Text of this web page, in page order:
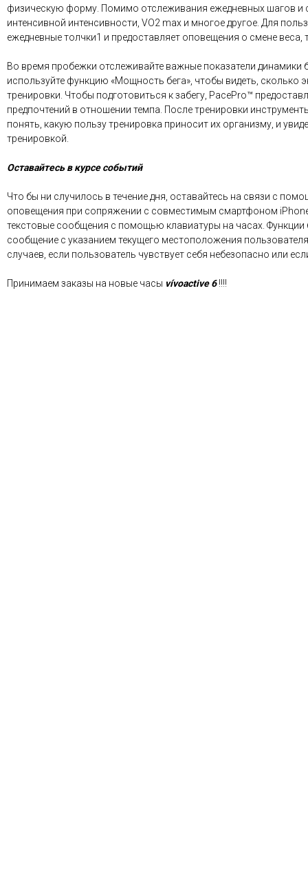
физическую форму. Помимо отслеживания ежедневных шагов
интенсивной интенсивности, VO2 max и многое другое. Для
ежедневные толчки1 и предоставляет оповещения о смене
Во время пробежки отслеживайте важные показатели динамики
используйте функцию «Мощность бега», чтобы видеть, сколько
тренировки. Чтобы подготовиться к забегу, PacePro™
предпочтений в отношении темпа. После тренировки
понять, какую пользу тренировка приносит их организму, и
тренировкой.
Оставайтесь в курсе событий
Что бы ни случилось в течение дня, оставайтесь на связи с
оповещения при сопряжении с совместимым смартфоном
текстовые сообщения с помощью клавиатуры на часах.
сообщение с указанием текущего местоположения
случаев, если пользователь чувствует себя небезопасно или
Принимаем заказы на новые часы vívoactive 6!!!!